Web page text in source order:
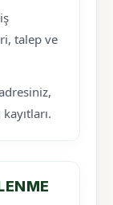
talep ve